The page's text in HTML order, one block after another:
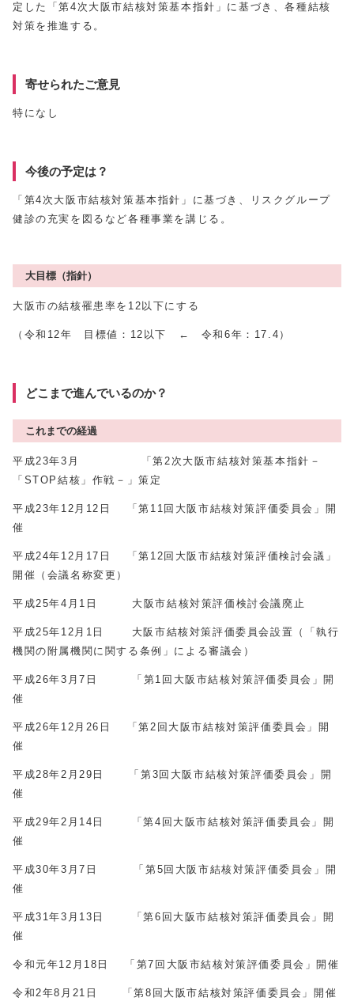
定した「第4次大阪市結核対策基本指針」に基づき、各種結核
対策を推進する。
寄せられたご意見
特になし
今後の予定は？
「第4次大阪市結核対策基本指針」に基づき、リスクグループ
健診の充実を図るなど各種事業を講じる。
大目標（指針）
大阪市の結核罹患率を12以下にする
（令和12年 目標値：12以下 ← 令和6年：17.4）
どこまで進んでいるのか？
これまでの経過
平成23年3月 「第2次大阪市結核対策基本指針－
「STOP結核」作戦－」策定
平成23年12月12日 「第11回大阪市結核対策評価委員会」開
催
平成24年12月17日 「第12回大阪市結核対策評価検討会議」
開催（会議名称変更）
平成25年4月1日 大阪市結核対策評価検討会議廃止
平成25年12月1日 大阪市結核対策評価委員会設置（「執行
機関の附属機関に関する条例」による審議会）
平成26年3月7日 「第1回大阪市結核対策評価委員会」開
催
平成26年12月26日 「第2回大阪市結核対策評価委員会」開
催
平成28年2月29日 「第3回大阪市結核対策評価委員会」開
催
平成29年2月14日 「第4回大阪市結核対策評価委員会」開
催
平成30年3月7日 「第5回大阪市結核対策評価委員会」開
催
平成31年3月13日 「第6回大阪市結核対策評価委員会」開
催
令和元年12月18日 「第7回大阪市結核対策評価委員会」開催
令和2年8月21日 「第8回大阪市結核対策評価委員会」開催